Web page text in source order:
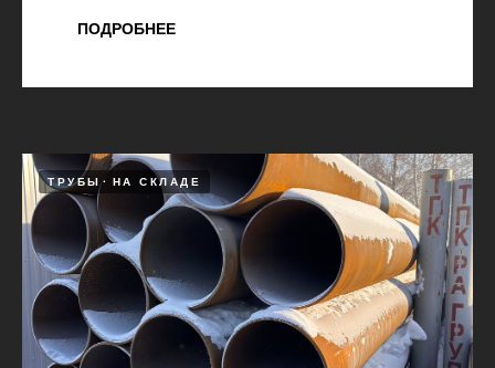
ПОДРОБНЕЕ
ТРУБЫ НА СКЛАДЕ